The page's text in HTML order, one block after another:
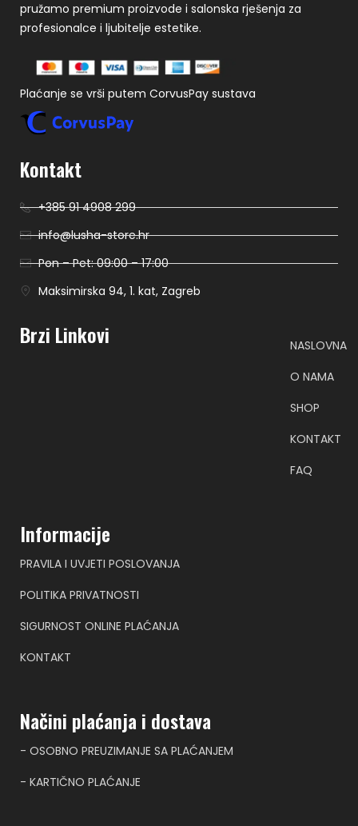
pružamo premium proizvode i salonska rješenja za
profesionalce i ljubitelje estetike.
Plaćanje se vrši putem CorvusPay sustava
Kontakt
+385 91 4908 299
info@lusha-store.hr
Pon – Pet: 09:00 – 17:00
Maksimirska 94, 1. kat, Zagreb
Brzi Linkovi
NASLOVNA
O NAMA
SHOP
KONTAKT
FAQ
Informacije
PRAVILA I UVJETI POSLOVANJA
POLITIKA PRIVATNOSTI
SIGURNOST ONLINE PLAĆANJA
KONTAKT
Načini plaćanja i dostava
- OSOBNO PREUZIMANJE SA PLAĆANJEM
- KARTIČNO PLAĆANJE